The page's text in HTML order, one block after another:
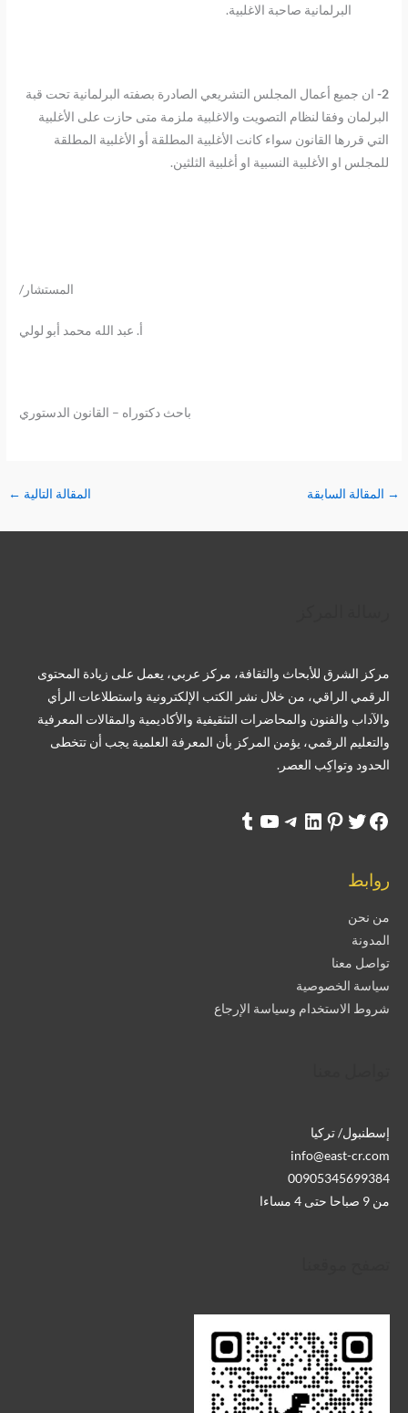
البرلمانية صاحبة الاغلبية.
2- ان جميع أعمال المجلس التشريعي الصادرة بصفته البرلمانية تحت قبة
البرلمان وفقا لنظام التصويت والاغلبية ملزمة متى حازت على الأغلبية
التي قررها القانون سواء كانت الأغلبية المطلقة أو الأغلبية المطلقة
للمجلس او الأغلبية النسبية او أغلبية الثلثين.
المستشار/
أ. عبد الله محمد أبو لولي
باحث دكتوراه – القانون الدستوري
→ المقالة السابقة المقالة التالية ←
مركز الشرق للأبحاث والثقافة، مركز عربي، يعمل على زيادة المحتوى
الرقمي الراقي، من خلال نشر الكتب الإلكترونية واستطلاعات الرأي
والآداب والفنون والمحاضرات التثقيفية والأكاديمية والمقالات المعرفية
والتعليم الرقمي، يؤمن المركز بأن المعرفة العلمية يجب أن تتخطى
الحدود وتواكِب العصر.
روابط
من نحن
المدونة
تواصل معنا
سياسة الخصوصية
شروط الاستخدام وسياسة الإرجاع
إسطنبول/ تركيا
info@east-cr.com
00905345699384
من 9 صباحا حتى 4 مساءا